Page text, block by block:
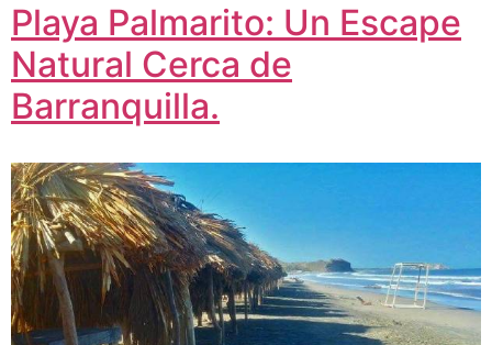
Playa Palmarito: Un Escape
Natural Cerca de
Barranquilla.